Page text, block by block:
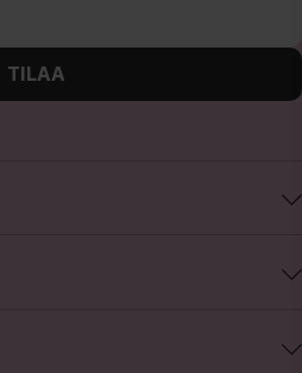
TILAA